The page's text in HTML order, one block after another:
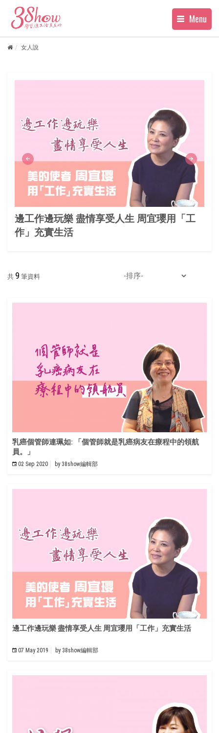
Menu
女人說
邊工作邊玩樂 盡情享受人生 周宜瓔用「工
作」充實生活
共 9 筆資料
乳癌個管師連珮如: 「個管師就是乳癌病友在療程中的領航
員。」
02 Sep 2020 by 38show編輯部
邊工作邊玩樂 盡情享受人生 周宜瓔用「工作」充實生活
07 May 2019 by 38show編輯部